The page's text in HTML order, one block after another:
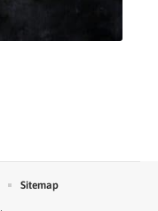
Sitemap